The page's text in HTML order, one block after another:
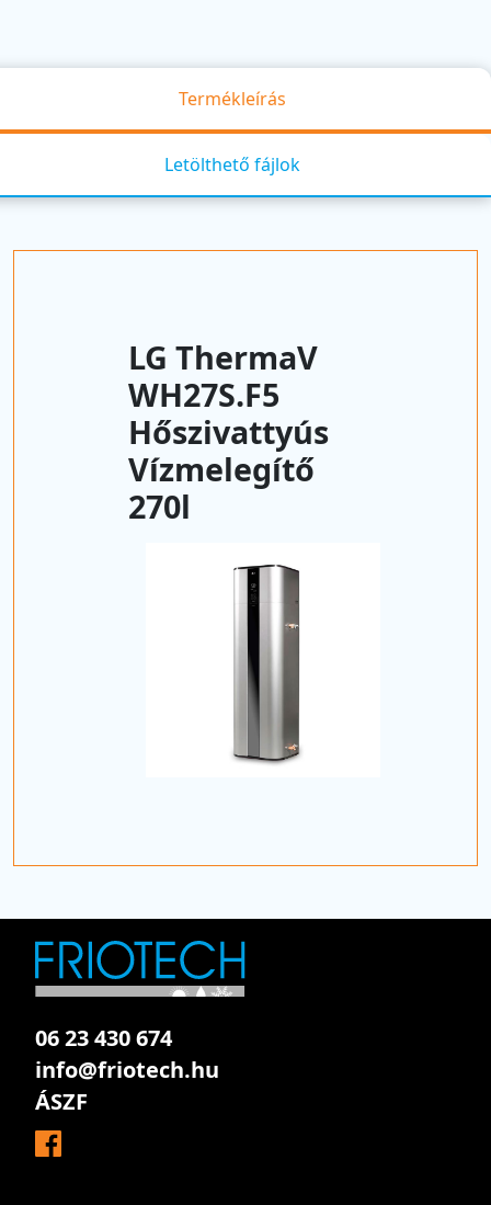
Termékleírás
Letölthető fájlok
LG ThermaV
WH27S.F5
Hőszivattyús
Vízmelegítő
270l
06 23 430 674
info@friotech.hu
ÁSZF